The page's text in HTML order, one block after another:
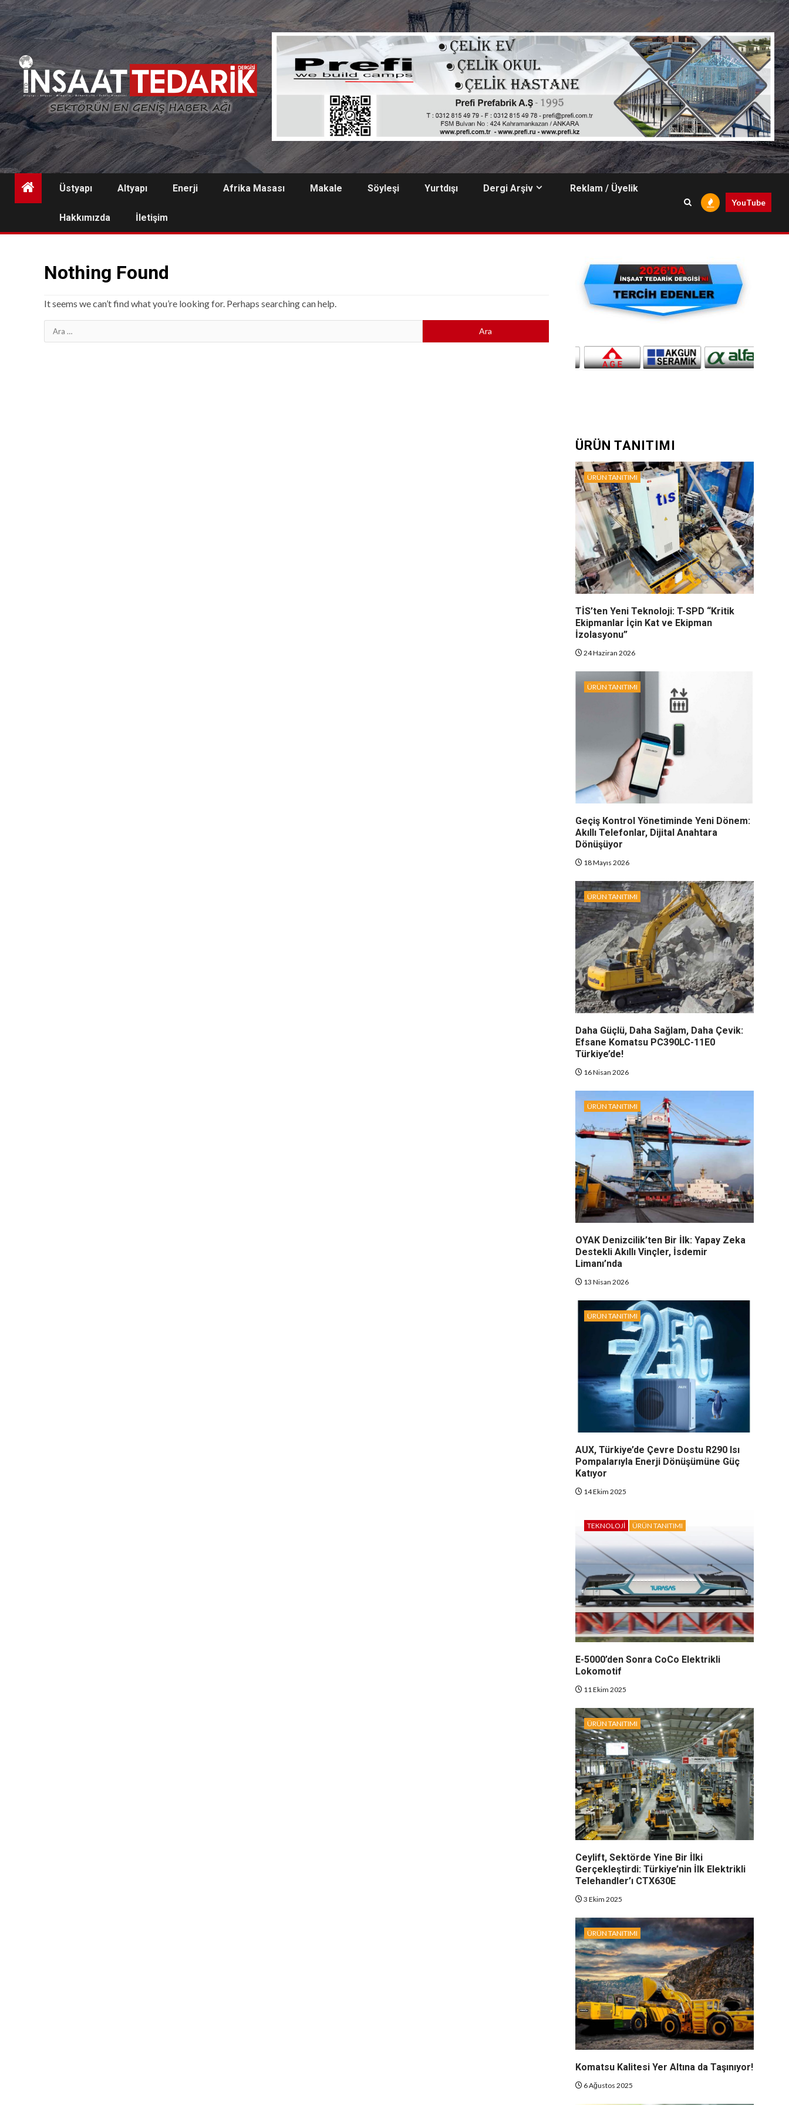
Skip
to
content
Üstyapı Altyapı Enerji Afrika Masası Makale Söyleşi Yurtdışı Dergi Arşiv Reklam / Üyelik
Hakkımızda İletişim
YouTube
Nothing Found
It seems we can’t find what you’re looking for. Perhaps searching can help.
Arama:
ÜRÜN TANITIMI
ÜRÜN TANITIMI
TİS’ten Yeni Teknoloji: T-SPD “Kritik
Ekipmanlar İçin Kat ve Ekipman
İzolasyonu”
24 Haziran 2026
ÜRÜN TANITIMI
Geçiş Kontrol Yönetiminde Yeni Dönem:
Akıllı Telefonlar, Dijital Anahtara
Dönüşüyor
18 Mayıs 2026
ÜRÜN TANITIMI
Daha Güçlü, Daha Sağlam, Daha Çevik:
Efsane Komatsu PC390LC-11E0
Türkiye’de!
16 Nisan 2026
ÜRÜN TANITIMI
OYAK Denizcilik’ten Bir İlk: Yapay Zeka
Destekli Akıllı Vinçler, İsdemir
Limanı’nda
13 Nisan 2026
ÜRÜN TANITIMI
AUX, Türkiye’de Çevre Dostu R290 Isı
Pompalarıyla Enerji Dönüşümüne Güç
Katıyor
14 Ekim 2025
TEKNOLOJI ÜRÜN TANITIMI
E-5000’den Sonra CoCo Elektrikli
Lokomotif
11 Ekim 2025
ÜRÜN TANITIMI
Ceylift, Sektörde Yine Bir İlki
Gerçekleştirdi: Türkiye’nin İlk Elektrikli
Telehandler’ı CTX630E
3 Ekim 2025
ÜRÜN TANITIMI
Komatsu Kalitesi Yer Altına da Taşınıyor!
6 Ağustos 2025